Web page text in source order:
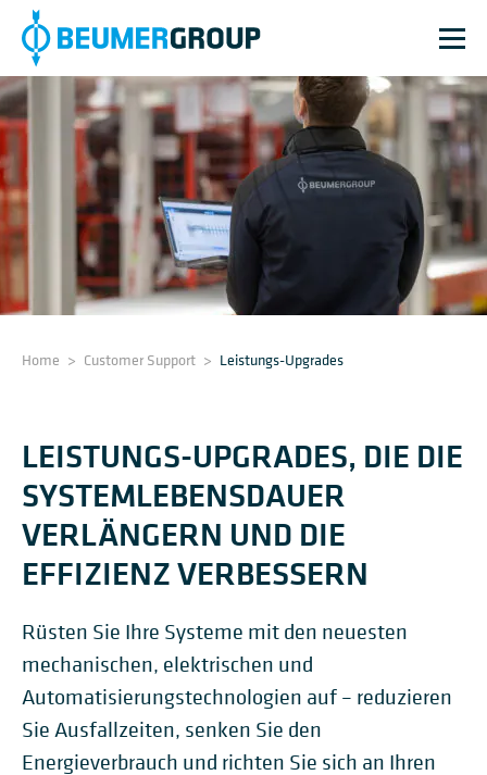
Home > Customer Support > Leistungs-Upgrades
LEISTUNGS-UPGRADES, DIE DIE
SYSTEMLEBENSDAUER
VERLÄNGERN UND DIE
EFFIZIENZ VERBESSERN
Rüsten Sie Ihre Systeme mit den neuesten
mechanischen, elektrischen und
Automatisierungstechnologien auf – reduzieren
Sie Ausfallzeiten, senken Sie den
Energieverbrauch und richten Sie sich an Ihren